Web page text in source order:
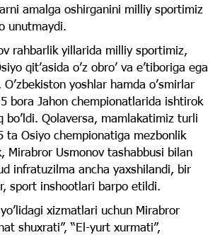
amalga oshirganini milliy sportimiz
unutmaydi.
rahbarlik yillarida milliy sportimiz,
qitʼasida oʼz obroʼ va eʼtiboriga ega
Oʼzbekiston yoshlar hamda oʼsmirlar
bora Jahon chempionatlarida ishtirok
boʼldi. Qolaversa, mamlakatimiz turli
ta Osiyo chempionatiga mezbonlik
Mirabror Usmonov tashabbusi bilan
infratuzilma ancha yaxshilandi, bir
sport inshootlari barpo etildi.
xizmatlari uchun Mirabror
shuxrati”, “El-yurt xurmati”,